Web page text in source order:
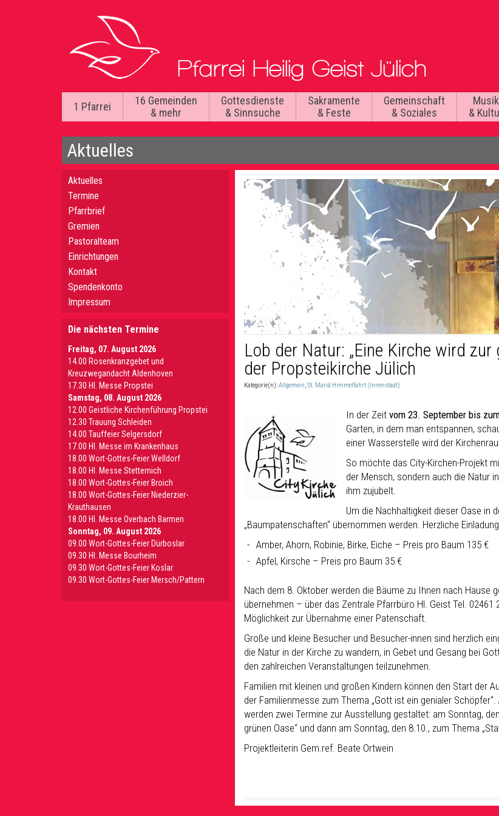
1 Pfarrei
16 Gemeinden
& mehr
Gottesdienste
& Sinnsuche
Sakramente
& Feste
Gemeinschaft
& Soziales
Musik
&
Aktuelles
Lob der Natur: „Eine Kirche wird
der Propsteikirche Jülich
Kategorie(n):Allgemein,St. Mariä Himmelfahrt (Innenstadt)
In der Zeit vom 23. September bis
Garten, in dem man entspannen,
einer Wasserstelle wird der
So möchte das City-Kirchen-Projekt
der Mensch, sondern auch die Natur
ihm zujubelt.
Um die Nachhaltigkeit dieser Oase in
„Baumpatenschaften“ übernommen werden. Herzliche
Amber, Ahorn, Robinie, Birke, Eiche – Preis pro Baum 135 €
Apfel, Kirsche – Preis pro Baum 35 €
Nach dem 8. Oktober werden die Bäume zu Ihnen nach
übernehmen – über das Zentrale Pfarrbüro Hl. Geist Tel.
Möglichkeit zur Übernahme einer Patenschaft.
Große und kleine Besucher und Besucher-innen sind herzlich
die Natur in der Kirche zu wandern, in Gebet und Gesang bei
den zahlreichen Veranstaltungen teilzunehmen.
Familien mit kleinen und großen Kindern können den Start der
der Familienmesse zum Thema „Gott ist ein genialer
werden zwei Termine zur Ausstellung gestaltet: am Sonntag,
grünen Oase“ und dann am Sonntag, den 8.10., zum Thema
Projektleiterin Gem.ref. Beate Ortwein
Aktuelles
Termine
Pfarrbrief
Gremien
Pastoralteam
Einrichtungen
Kontakt
Spendenkonto
Impressum
Die nächsten Termine
Freitag, 07. August 2026
14.00 Rosenkranzgebet und
Kreuzwegandacht Aldenhoven
17.30 Hl. Messe Propstei
Samstag, 08. August 2026
12.00 Geistliche Kirchenführung Propstei
12.30 Trauung Schleiden
14.00 Tauffeier Selgersdorf
17.00 Hl. Messe im Krankenhaus
18.00 Wort-Gottes-Feier Welldorf
18.00 Hl. Messe Stetternich
18.00 Wort-Gottes-Feier Broich
18.00 Wort-Gottes-Feier Niederzier-
Krauthausen
18.00 Hl. Messe Overbach Barmen
Sonntag, 09. August 2026
09.00 Wort-Gottes-Feier Dürboslar
09.30 HI. Messe Bourheim
09.30 Wort-Gottes-Feier Koslar
09.30 Wort-Gottes-Feier Mersch/Pattern